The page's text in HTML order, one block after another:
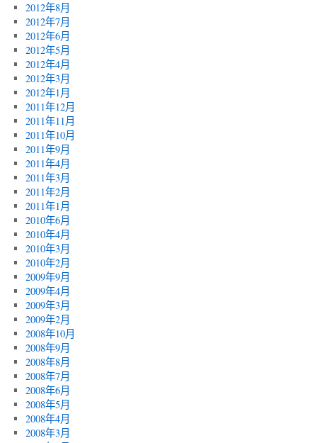
2012年8月
2012年7月
2012年6月
2012年5月
2012年4月
2012年3月
2012年1月
2011年12月
2011年11月
2011年10月
2011年9月
2011年4月
2011年3月
2011年2月
2011年1月
2010年6月
2010年4月
2010年3月
2010年2月
2009年9月
2009年4月
2009年3月
2009年2月
2008年10月
2008年9月
2008年8月
2008年7月
2008年6月
2008年5月
2008年4月
2008年3月